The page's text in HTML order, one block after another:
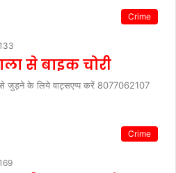
Crime
से बाइक चोरी
से जुड़ने के लिये वाट्सएप्प करें 8077062107
Crime